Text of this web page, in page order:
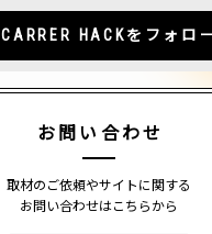
CARRER HACKをフォロ
お問い合わせ
取材のご依頼やサイトに関する
お問い合わせはこちらから